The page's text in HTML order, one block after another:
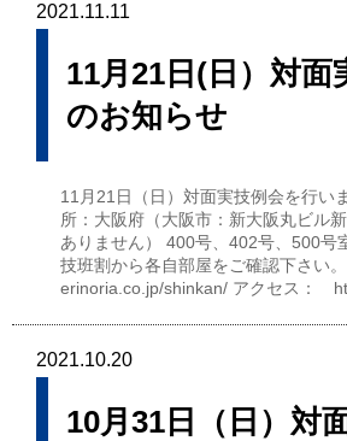
2021.11.11
11月21日(日）対面
のお知らせ
11月21日（日）対面実技例会を行い
所：大阪府（大阪市：新大阪丸ビル
ありません） 400号、402号、500号
技班割から各自部屋をご確認下さい
erinoria.co.jp/shinkan/ アクセス：
2021.10.20
10月31日（日）対